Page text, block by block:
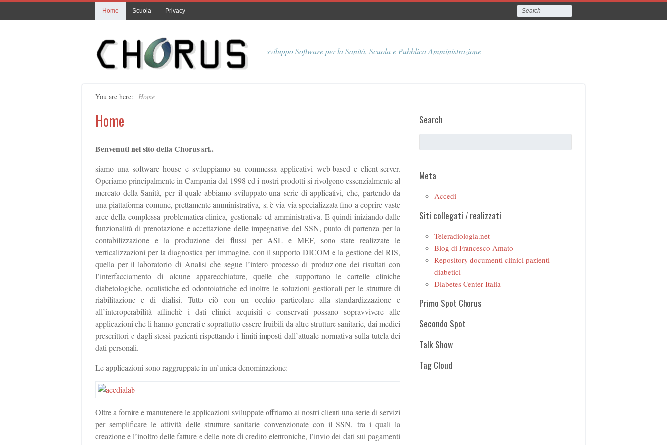
Home Scuola Privacy
sviluppo Software per la Sanità, Scuola e Pubblica Amministrazione
You are here: Home
Home
Benvenuti nel sito della Chorus srl..
siamo una software house e sviluppiamo su commessa applicativi web-based e client-server.
Operiamo principalmente in Campania dal 1998 ed i nostri prodotti si rivolgono essenzialmente al
mercato della Sanità, per il quale abbiamo sviluppato una serie di applicativi, che, partendo da
una piattaforma comune, prettamente amministrativa, si è via via specializzata fino a coprire vaste
aree della complessa problematica clinica, gestionale ed amministrativa. E quindi iniziando dalle
funzionalità di prenotazione e accettazione delle impegnative del SSN, punto di partenza per la
contabilizzazione e la produzione dei flussi per ASL e MEF, sono state realizzate le
verticalizzazioni per la diagnostica per immagine, con il supporto DICOM e la gestione del RIS,
quella per il laboratorio di Analisi che segue l’intero processo di produzione dei risultati con
l’interfacciamento di alcune apparecchiature, quelle che supportano le cartelle cliniche
diabetologiche, oculistiche ed odontoiatriche ed inoltre le soluzioni gestionali per le strutture di
riabilitazione e di dialisi. Tutto ciò con un occhio particolare alla standardizzazione e
all’interoperabilità affinchè i dati clinici acquisiti e conservati possano sopravvivere alle
applicazioni che li hanno generati e soprattutto essere fruibili da altre strutture sanitarie, dai medici
prescrittori e dagli stessi pazienti rispettando i limiti imposti dall’attuale normativa sulla tutela dei
dati personali.
Le applicazioni sono raggruppate in un’unica denominazione:
Oltre a fornire e manutenere le applicazioni sviluppate offriamo ai nostri clienti una serie di servizi
per semplificare le attività delle strutture sanitarie convenzionate con il SSN, tra i quali la
creazione e l’inoltro delle fatture e delle note di credito elettroniche, l’invio dei dati sui pagamenti
Search
Meta
Accedi
Siti collegati / realizzati
Teleradiologia.net
Blog di Francesco Amato
Repository documenti clinici pazienti
diabetici
Diabetes Center Italia
Primo Spot Chorus
Secondo Spot
Talk Show
Tag Cloud